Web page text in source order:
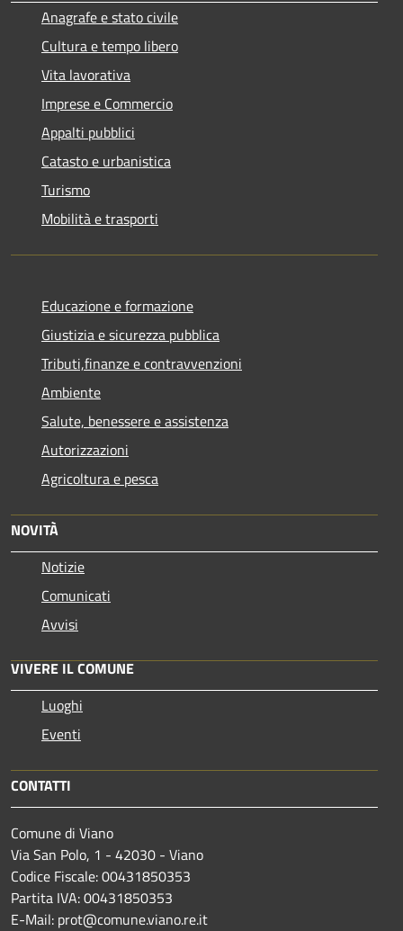
Anagrafe e stato civile
Cultura e tempo libero
Vita lavorativa
Imprese e Commercio
Appalti pubblici
Catasto e urbanistica
Turismo
Mobilità e trasporti
Educazione e formazione
Giustizia e sicurezza pubblica
Tributi,finanze e contravvenzioni
Ambiente
Salute, benessere e assistenza
Autorizzazioni
Agricoltura e pesca
NOVITÀ
Notizie
Comunicati
Avvisi
VIVERE IL COMUNE
Luoghi
Eventi
CONTATTI
Comune di Viano
Via San Polo, 1 - 42030 - Viano
Codice Fiscale: 00431850353
Partita IVA: 00431850353
E-Mail: prot@comune.viano.re.it